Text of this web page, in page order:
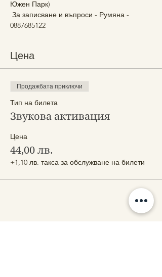
Южен Парк)
За записване и въпроси - Румяна -
0887685122
Цена
Продажбата приключи
Тип на билета
Звукова активация
Цена
44,00 лв.
+1,10 лв. такса за обслужване на билети